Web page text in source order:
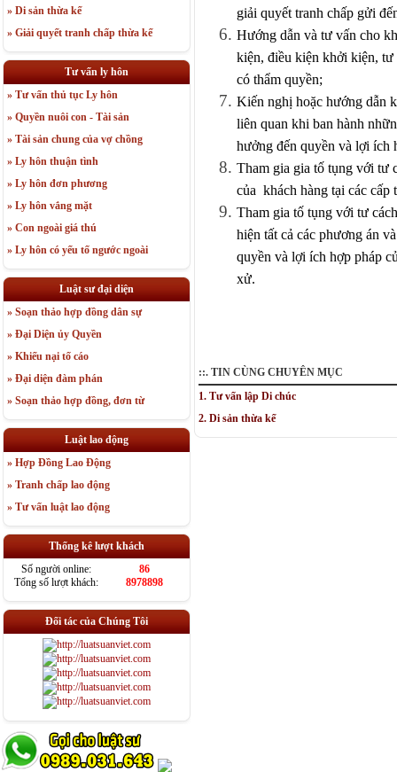
» Di sản thừa kế
» Giải quyết tranh chấp thừa kế
Tư vấn ly hôn
» Tư vấn thủ tục Ly hôn
» Quyền nuôi con - Tài sản
» Tài sản chung của vợ chồng
» Ly hôn thuận tình
» Ly hôn đơn phương
» Ly hôn vắng mặt
» Con ngoài giá thú
» Ly hôn có yếu tố ngước ngoài
Luật sư đại diện
» Soạn thảo hợp đồng dân sự
» Đại Diện ủy Quyền
» Khiếu nại tố cáo
» Đại diện đàm phán
» Soạn thảo hợp đồng, đơn từ
Luật lao động
» Hợp Đồng Lao Động
» Tranh chấp lao động
» Tư vấn luật lao động
Thống kê lượt khách
Số người online:
86
Tổng số lượt khách:
8978898
Đối tác của Chúng Tôi
giải quyết tranh chấp gửi
Hướng dẫn và tư vấn cho
kiện, điều kiện khởi kiện, tư
có thẩm quyền;
Kiến nghị hoặc hướng dẫn
liên quan khi ban hành
hưởng đến quyền và lợi ích
Tham gia gia tố tụng với tư
của khách hàng tại các cấp
Tham gia tố tụng với tư
hiện tất cả các phương án
quyền và lợi ích hợp pháp
xử.
::. TIN CÙNG CHUYÊN MỤC
1. Tư vấn lập Di chúc
2. Di sản thừa kế